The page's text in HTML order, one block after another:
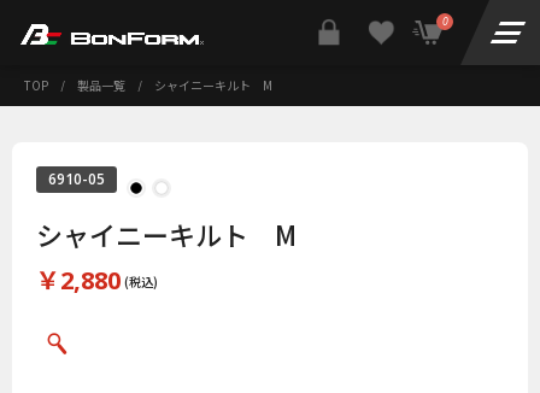
0
TOP / 製品一覧 / シャイニーキルト M
6910-05
シャイニーキルト M
￥2,880 (税込)